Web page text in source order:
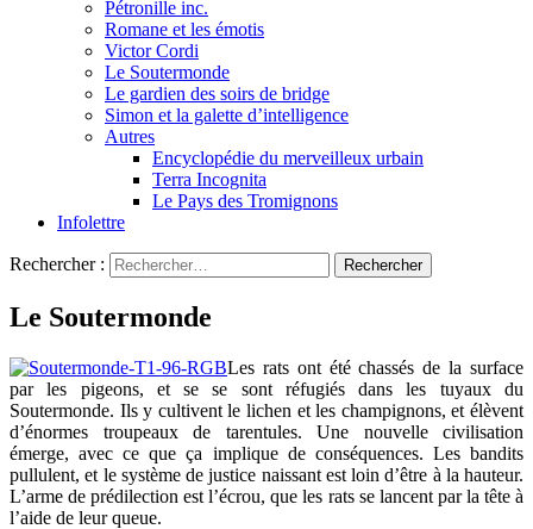
Pétronille inc.
Romane et les émotis
Victor Cordi
Le Soutermonde
Le gardien des soirs de bridge
Simon et la galette d’intelligence
Autres
Encyclopédie du merveilleux urbain
Terra Incognita
Le Pays des Tromignons
Infolettre
Rechercher :
Le Soutermonde
Les rats ont été chassés de la surface
par les pigeons, et se se sont réfugiés dans les tuyaux du
Soutermonde. Ils y cultivent le lichen et les champignons, et élèvent
d’énormes troupeaux de tarentules. Une nouvelle civilisation
émerge, avec ce que ça implique de conséquences. Les bandits
pullulent, et le système de justice naissant est loin d’être à la hauteur.
L’arme de prédilection est l’écrou, que les rats se lancent par la tête à
l’aide de leur queue.